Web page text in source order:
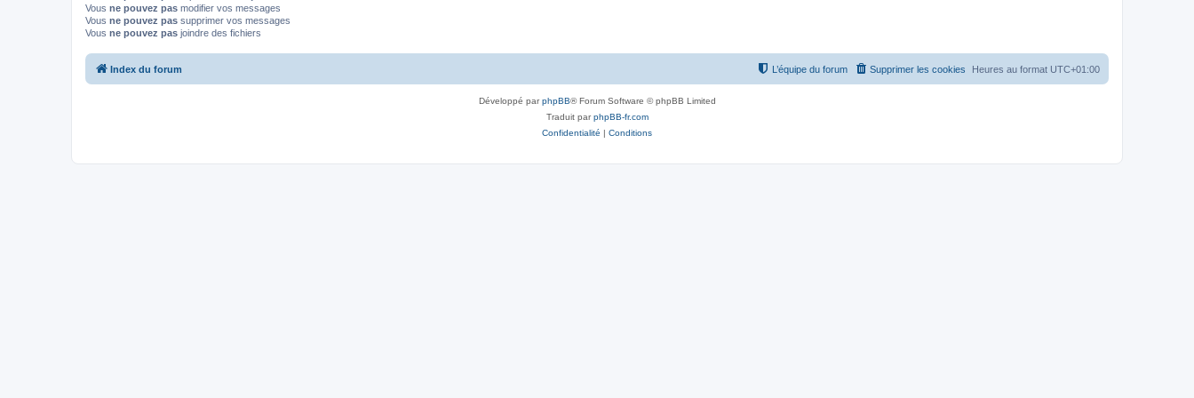
Vous ne pouvez pas modifier vos messages
Vous ne pouvez pas supprimer vos messages
Vous ne pouvez pas joindre des fichiers
Index du forum Heures au format UTC+01:00
Supprimer les cookies
L’équipe du forum
Développé parphpBB® Forum Software © phpBB Limited
Traduit parphpBB-fr.com
Confidentialité | Conditions